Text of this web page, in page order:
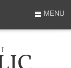
MENU